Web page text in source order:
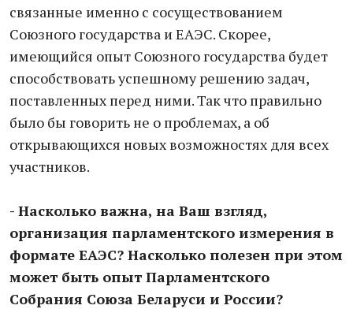
связанные именно с сосуществованием
Союзного государства и ЕАЭС. Скорее,
имеющийся опыт Союзного государства будет
способствовать успешному решению задач,
поставленных перед ними. Так что правильно
было бы говорить не о проблемах, а об
открывающихся новых возможностях для всех
участников.
- Насколько важна, на Ваш взгляд,
организация парламентского измерения в
формате ЕАЭС? Насколько полезен при этом
может быть опыт Парламентского
Собрания Союза Беларуси и России?